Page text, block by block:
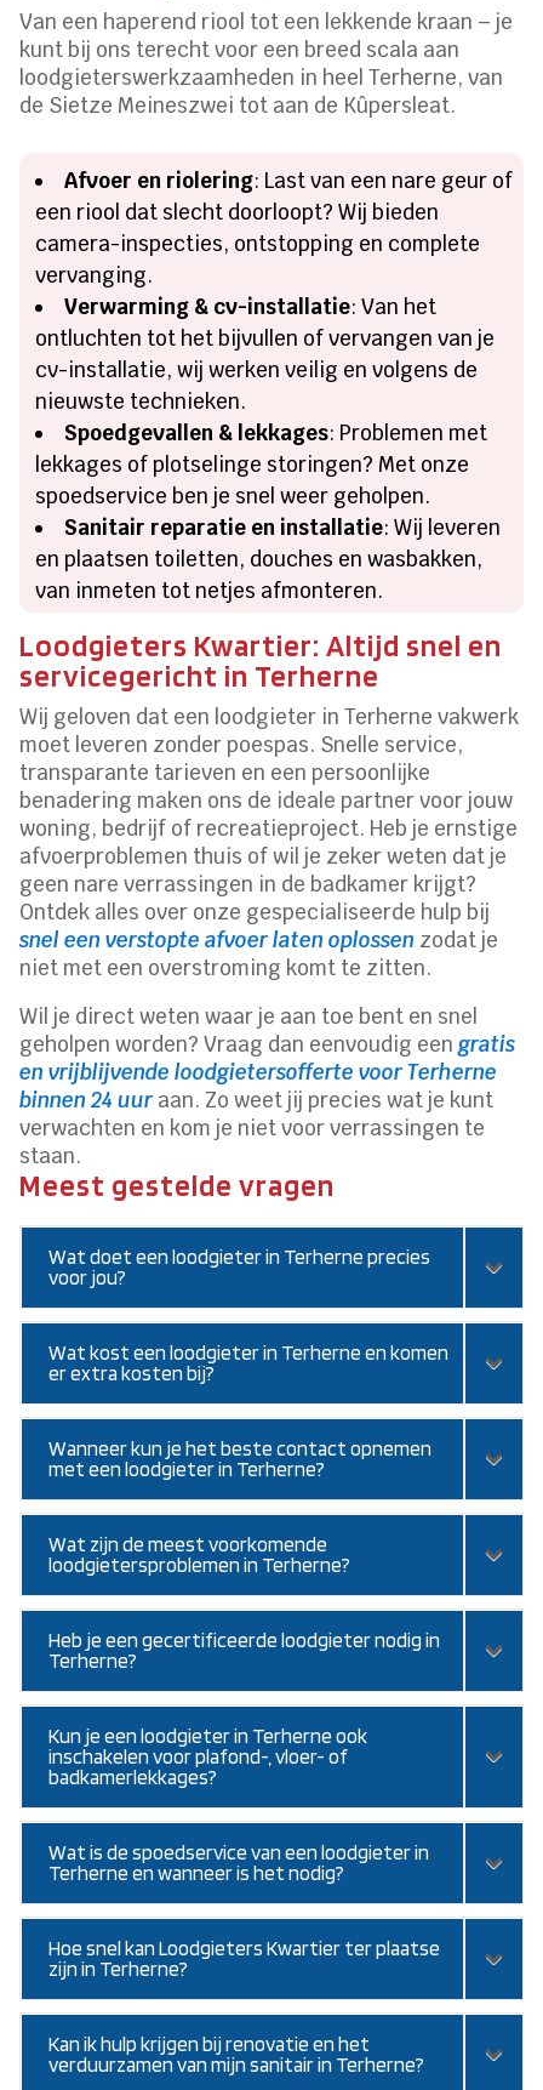
Van een haperend riool tot een lekkende kraan – je
kunt bij ons terecht voor een breed scala aan
loodgieterswerkzaamheden in heel Terherne, van
de Sietze Meineszwei tot aan de Kûpersleat.
Afvoer en riolering: Last van een nare geur of
een riool dat slecht doorloopt? Wij bieden
camera-inspecties, ontstopping en complete
vervanging.
Verwarming & cv-installatie: Van het
ontluchten tot het bijvullen of vervangen van je
cv-installatie, wij werken veilig en volgens de
nieuwste technieken.
Spoedgevallen & lekkages: Problemen met
lekkages of plotselinge storingen? Met onze
spoedservice ben je snel weer geholpen.
Sanitair reparatie en installatie: Wij leveren
en plaatsen toiletten, douches en wasbakken,
van inmeten tot netjes afmonteren.
Loodgieters Kwartier: Altijd snel en
servicegericht in Terherne
Wij geloven dat een loodgieter in Terherne vakwerk
moet leveren zonder poespas. Snelle service,
transparante tarieven en een persoonlijke
benadering maken ons de ideale partner voor jouw
woning, bedrijf of recreatieproject. Heb je ernstige
afvoerproblemen thuis of wil je zeker weten dat je
geen nare verrassingen in de badkamer krijgt?
Ontdek alles over onze gespecialiseerde hulp bij
snel een verstopte afvoer laten oplossen zodat je
niet met een overstroming komt te zitten.
Wil je direct weten waar je aan toe bent en snel
geholpen worden? Vraag dan eenvoudig eengratis
en vrijblijvende loodgietersofferte voor Terherne
binnen 24 uur aan. Zo weet jij precies wat je kunt
verwachten en kom je niet voor verrassingen te
staan.
Meest gestelde vragen
Wat doet een loodgieter in Terherne precies
voor jou?
Wat kost een loodgieter in Terherne en komen
er extra kosten bij?
Wanneer kun je het beste contact opnemen
met een loodgieter in Terherne?
Wat zijn de meest voorkomende
loodgietersproblemen in Terherne?
Heb je een gecertificeerde loodgieter nodig in
Terherne?
Kun je een loodgieter in Terherne ook
inschakelen voor plafond-, vloer- of
badkamerlekkages?
Wat is de spoedservice van een loodgieter in
Terherne en wanneer is het nodig?
Hoe snel kan Loodgieters Kwartier ter plaatse
zijn in Terherne?
Kan ik hulp krijgen bij renovatie en het
verduurzamen van mijn sanitair in Terherne?